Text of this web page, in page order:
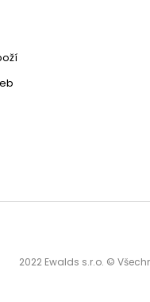
2022 Ewalds s.r.o. ©